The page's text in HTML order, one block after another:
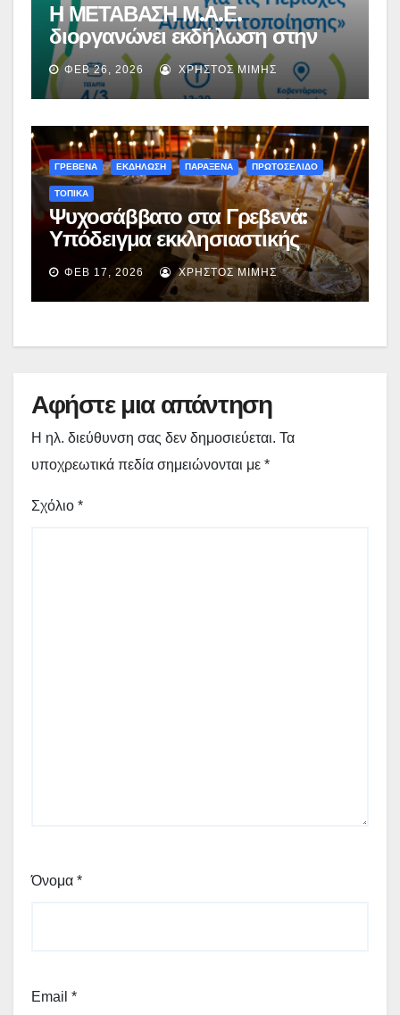
Η ΜΕΤΑΒΑΣΗ Μ.Α.Ε.
διοργανώνει εκδήλωση στην
Κοζάνη με τίτλο: «ΔΙΚΑΙΗ
ΜΕΤΑΒΑΣΗ: Νέες προοπτικές
για τις περιοχές
απολιγνιτοποίησης»
ΦΕΒ 26, 2026 ΧΡΉΣΤΟΣ ΜΊΜΗΣ
ΓΡΕΒΕΝΑ ΕΚΔΗΛΩΣΗ ΠΑΡΑΞΕΝΑ ΠΡΩΤΟΣΕΛΙΔΟ
ΤΟΠΙΚΑ
Ψυχοσάββατο στα Γρεβενά:
Υπόδειγμα εκκλησιαστικής
συνείδησης και το δίκαιο αίτημα
για Ναό Κοιμητηρίων
ΦΕΒ 17, 2026 ΧΡΉΣΤΟΣ ΜΊΜΗΣ
Αφήστε μια απάντηση
Η ηλ. διεύθυνση σας δεν δημοσιεύεται. Τα
υποχρεωτικά πεδία σημειώνονται με *
Σχόλιο *
Όνομα *
Email *